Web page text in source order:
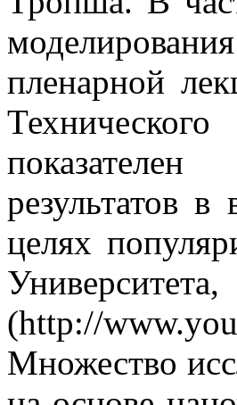
пленарной
результатов
целях
(http://
Множество